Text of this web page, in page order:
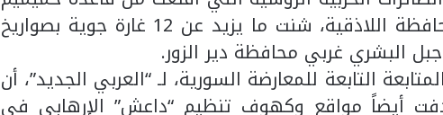
الجوية في منطقة جبلة شرق محافظة اللاذقية، شنت ما يزيد عن 12 غارة جوية بصواريخ
البشري غربي محافظة دير الزور.
التابعة للمعارضة السورية، لـ “العربي الجديد”، أن
أيضاً مواقع وكهوف تنظيم “داعش” الإرهابي في